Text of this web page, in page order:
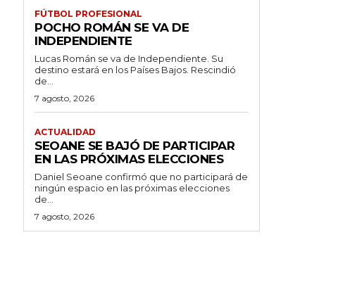
FÚTBOL PROFESIONAL
POCHO ROMÁN SE VA DE
INDEPENDIENTE
Lucas Román se va de Independiente. Su
destino estará en los Países Bajos. Rescindió
de...
7 agosto, 2026
ACTUALIDAD
SEOANE SE BAJÓ DE PARTICIPAR
EN LAS PRÓXIMAS ELECCIONES
Daniel Seoane confirmó que no participará de
ningún espacio en las próximas elecciones
de...
7 agosto, 2026